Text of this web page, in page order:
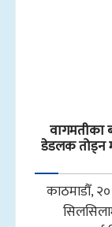
वागमतीका
डेडलक तोड्न
काठमाडौँ,